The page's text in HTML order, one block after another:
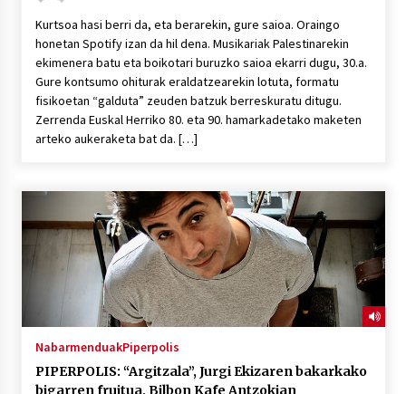
Kurtsoa hasi berri da, eta berarekin, gure saioa. Oraingo
honetan Spotify izan da hil dena. Musikariak Palestinarekin
ekimenera batu eta boikotari buruzko saioa ekarri dugu, 30.a.
Gure kontsumo ohiturak eraldatzearekin lotuta, formatu
fisikoetan “galduta” zeuden batzuk berreskuratu ditugu.
Zerrenda Euskal Herriko 80. eta 90. hamarkadetako maketen
arteko aukeraketa bat da. […]
NabarmenduakPiperpolis
PIPERPOLIS: “Argitzala”, Jurgi Ekizaren bakarkako
bigarren fruitua, Bilbon Kafe Antzokian